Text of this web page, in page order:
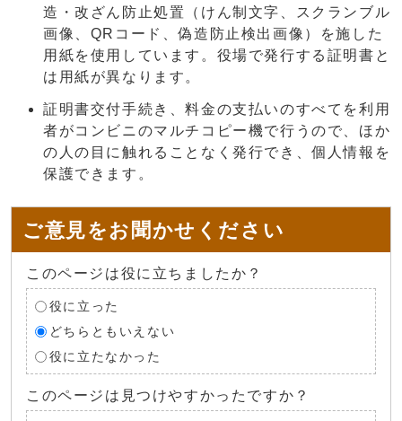
造・改ざん防止処置（けん制文字、スクランブル
画像、QRコード、偽造防止検出画像）を施した
用紙を使用しています。役場で発行する証明書と
は用紙が異なります。
証明書交付手続き、料金の支払いのすべてを利用
者がコンビニのマルチコピー機で行うので、ほか
の人の目に触れることなく発行でき、個人情報を
保護できます。
ご意見をお聞かせください
このページは役に立ちましたか？
役に立った
どちらともいえない
役に立たなかった
このページは見つけやすかったですか？